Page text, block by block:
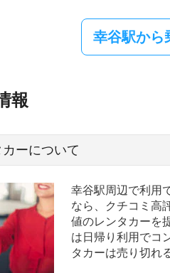
幸谷駅から
報
ーについて
幸谷駅周辺で利用
なら、クチコミ高
値のレンタカーを
は日帰り利用でコ
タカーは売り切れ